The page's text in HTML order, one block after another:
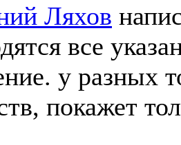
Ляхов
все
у разных
покажет